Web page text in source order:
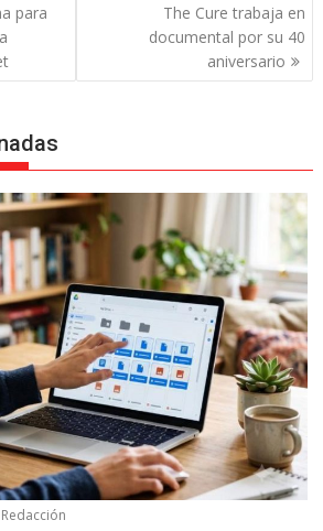
para
The Cure trabaja en
documental por su 40
aniversario